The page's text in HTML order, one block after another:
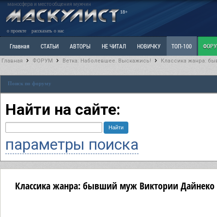
маносфера и место общения мужчин
18+
о проекте рассказать о нас
Главная СТАТЬИ АВТОРЫ НЕ ЧИТАЛ НОВИЧКУ ТОП-100
Ветка: Наболевшее. Выскажись!
РАЗДЕЛ: Разное
Главная ФОРУМ Ветка: Наболевшее. Выскажись! Классика жанра:
Поиск по форуму
Найти на сайте:
параметры поиска
Классика жанра: бывший муж Виктории Дайнеко